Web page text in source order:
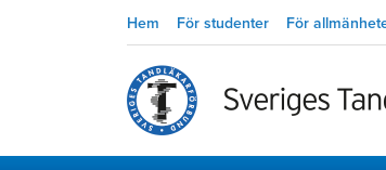
Hem För studenter För